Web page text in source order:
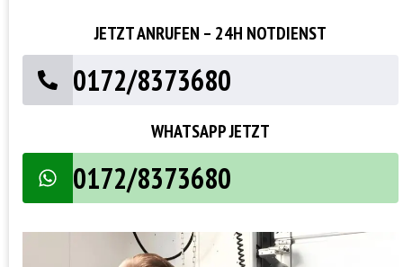
JETZT ANRUFEN – 24H NOTDIENST
0172/8373680
WHATSAPP JETZT
0172/8373680